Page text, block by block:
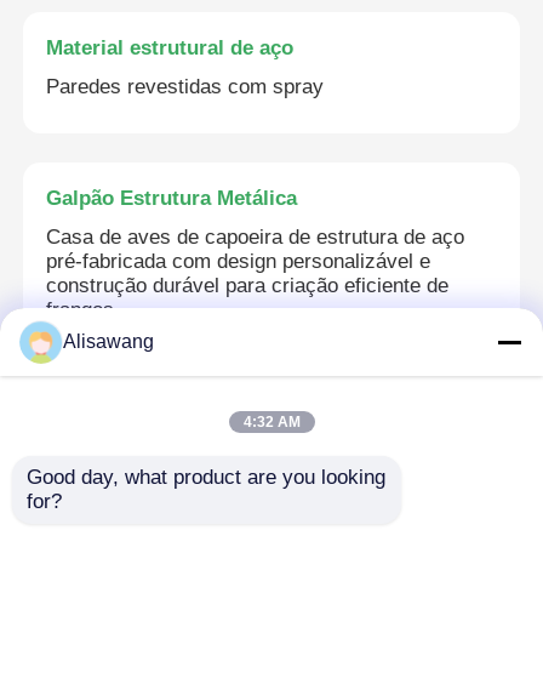
Material estrutural de aço
Paredes revestidas com spray
Galpão Estrutura Metálica
Casa de aves de capoeira de estrutura de aço
pré-fabricada com design personalizável e
construção durável para criação eficiente de
frangos
Construção de construção de estrutura de aço
Construção de engenharia para uso residencial
industrial comercial
Alisawang
4:32 AM
Good day, what product are you looking
for?